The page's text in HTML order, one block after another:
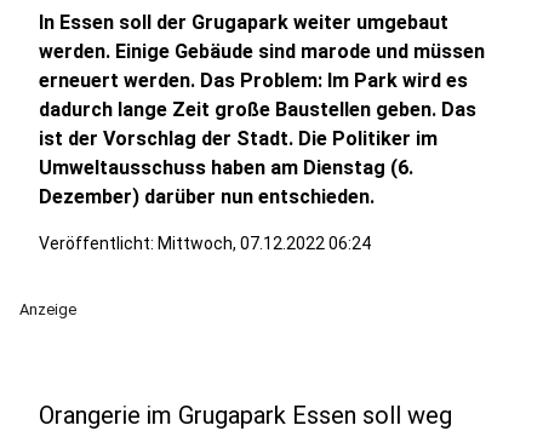
In Essen soll der Grugapark weiter umgebaut
werden. Einige Gebäude sind marode und müssen
erneuert werden. Das Problem: Im Park wird es
dadurch lange Zeit große Baustellen geben. Das
ist der Vorschlag der Stadt. Die Politiker im
Umweltausschuss haben am Dienstag (6.
Dezember) darüber nun entschieden.
Veröffentlicht: Mittwoch, 07.12.2022 06:24
Anzeige
Orangerie im Grugapark Essen soll weg